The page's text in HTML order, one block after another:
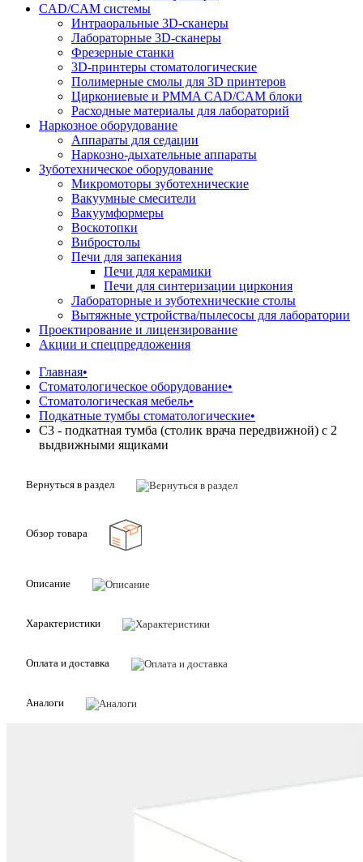
CAD/CAM системы
Интраоральные 3D-сканеры
Лабораторные 3D-сканеры
Фрезерные станки
3D-принтеры стоматологические
Полимерные смолы для 3D принтеров
Циркониевые и PMMA CAD/CAM блоки
Расходные материалы для лабораторий
Наркозное оборудование
Аппараты для седации
Наркозно-дыхательные аппараты
Зуботехническое оборудование
Микромоторы зуботехнические
Вакуумные смесители
Вакуумформеры
Воскотопки
Вибростолы
Печи для запекания
Печи для керамики
Печи для синтеризации циркония
Лабораторные и зуботехнические столы
Вытяжные устройства/пылесосы для лаборатории
Проектирование и лицензирование
Акции и спецпредложения
Главная•
Стоматологическое оборудование•
Стоматологическая мебель•
Подкатные тумбы стоматологические•
С3 - подкатная тумба (столик врача передвижной) с 2
выдвижными ящиками
Вернуться в раздел
Обзор товара
Описание
Характеристики
Оплата и доставка
Аналоги